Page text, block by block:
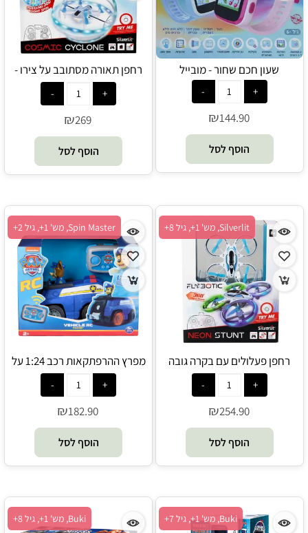
שעון חכם שחור - מובייל
₪144.90
הוסף לסל
רחפן תאורה מסתובב על צירו -
Silverlit
₪269
הוסף לסל
Silverlit, מש' 1+, גיל 8+
רחפן פעלולים עם בקרה גובה
ותאורה - Silverlit
₪254.90
הוסף לסל
Spin Master, מש' 1+, גיל 2+
מפרץ ההרפתקאות רכב 1:24 על
שלט - Spin Master
₪182.90
הוסף לסל
Buki, מש' 1+, גיל 7+ Buki, מש' 1+, גיל 8+